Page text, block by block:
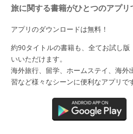
旅に関する書籍がひとつのアプリ
アプリのダウンロードは無料！
約90タイトルの書籍も、全てお試し版
いいただけます。
海外旅行、留学、ホームステイ、海外
習など様々なシーンに便利なアプリで